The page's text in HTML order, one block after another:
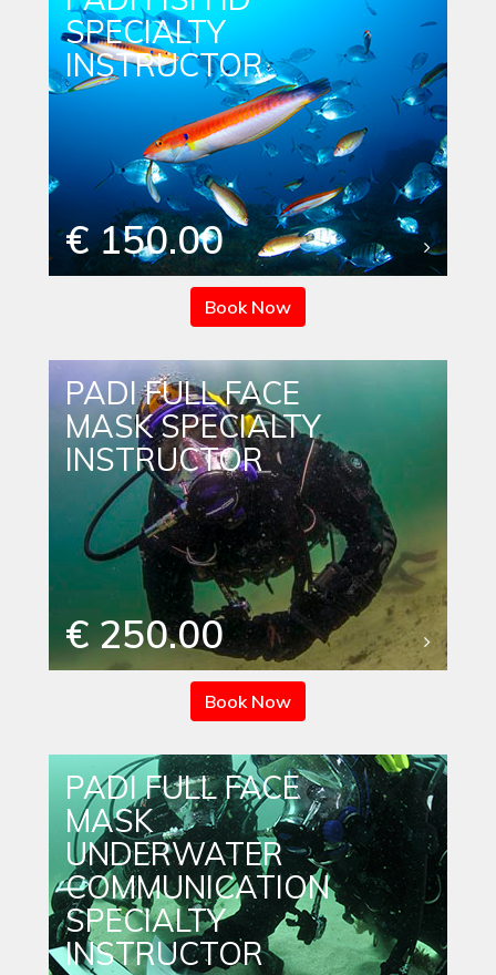
SPECIALTY
INSTRUCTOR
€ 150.00
Book Now
PADI FULL FACE
MASK SPECIALTY
INSTRUCTOR
€ 250.00
Book Now
PADI FULL FACE
MASK
UNDERWATER
COMMUNICATION
SPECIALTY
INSTRUCTOR